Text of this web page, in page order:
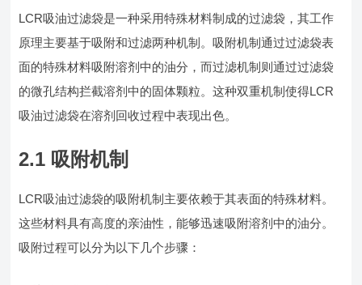
LCR吸油过滤袋是一种采用特殊材料制成的过滤袋，其工作
原理主要基于吸附和过滤两种机制。吸附机制通过过滤袋表
面的特殊材料吸附溶剂中的油分，而过滤机制则通过过滤袋
的微孔结构拦截溶剂中的固体颗粒。这种双重机制使得LCR
吸油过滤袋在溶剂回收过程中表现出色。
2.1 吸附机制
LCR吸油过滤袋的吸附机制主要依赖于其表面的特殊材料。
这些材料具有高度的亲油性，能够迅速吸附溶剂中的油分。
吸附过程可以分为以下几个步骤：